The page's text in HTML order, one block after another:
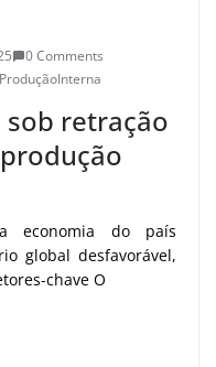
0 Comments
ProduçãoInterna
sob retração
economia do país
global desfavorável,
chave O